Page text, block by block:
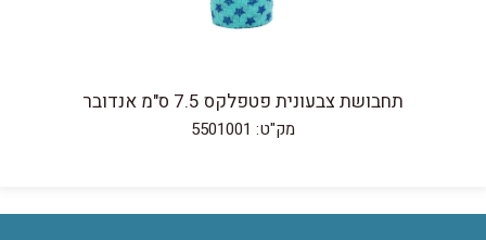
תחבושת צבעונית פטפלקס 7.5 ס"מ אנדובר
מק"ט: 5501001